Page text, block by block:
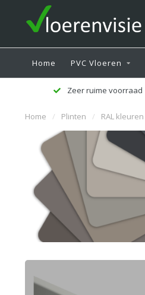
Home PVC Vloeren
Zeer ruime voorraad
Home / Plinten / RAL kleuren